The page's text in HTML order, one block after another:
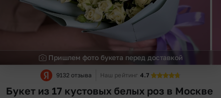
Пришлем фото букета перед доставкой
9132 отзыва Наш рейтинг 4.7
Букет из 17 кустовых белых роз в Москве